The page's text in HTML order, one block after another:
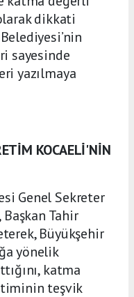
dikkati
sayesinde
yazılmaya
KOCAELİ'NİN
Genel Sekreter
Başkan Tahir
Büyükşehir
yönelik
katma
teşvik